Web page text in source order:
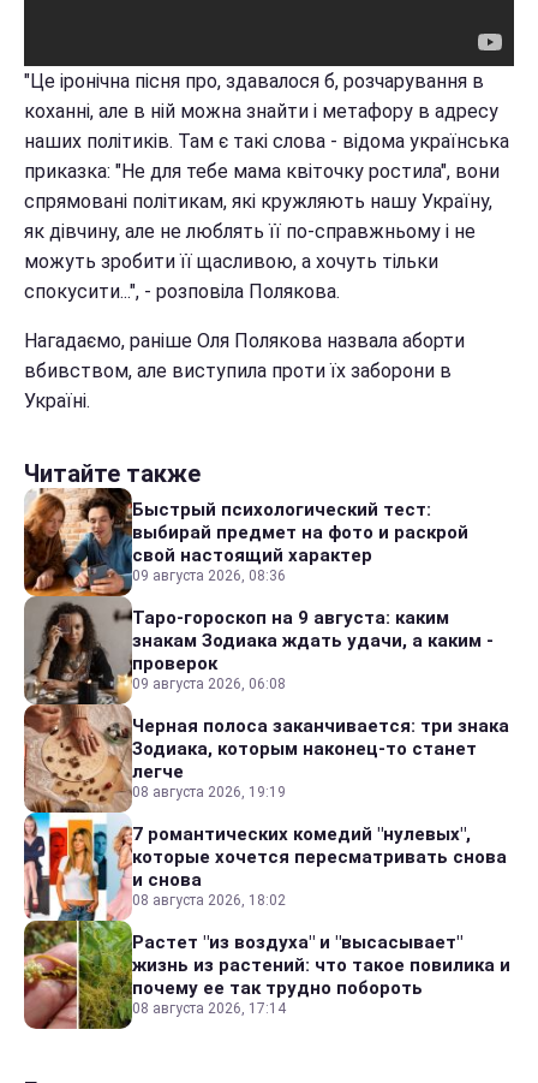
"Це іронічна пісня про, здавалося б, розчарування в
коханні, але в ній можна знайти і метафору в адресу
наших політиків. Там є такі слова - відома українська
приказка: "Не для тебе мама квіточку ростила", вони
спрямовані політикам, які кружляють нашу Україну,
як дівчину, але не люблять її по-справжньому і не
можуть зробити її щасливою, а хочуть тільки
спокусити...", - розповіла Полякова.
Нагадаємо, раніше Оля Полякова назвала аборти
вбивством, але виступила проти їх заборони в
Україні.
Читайте также
Быстрый психологический тест:
выбирай предмет на фото и раскрой
свой настоящий характер
09 августа 2026, 08:36
Таро-гороскоп на 9 августа: каким
знакам Зодиака ждать удачи, а каким -
проверок
09 августа 2026, 06:08
Черная полоса заканчивается: три знака
Зодиака, которым наконец-то станет
легче
08 августа 2026, 19:19
7 романтических комедий "нулевых",
которые хочется пересматривать снова
и снова
08 августа 2026, 18:02
Растет "из воздуха" и "высасывает"
жизнь из растений: что такое повилика и
почему ее так трудно побороть
08 августа 2026, 17:14